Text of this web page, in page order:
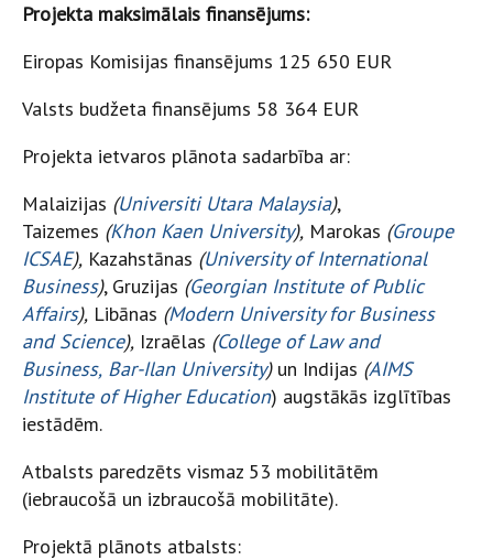
Projekta maksimālais finansējums:
Eiropas Komisijas finansējums 125 650 EUR
Valsts budžeta finansējums 58 364 EUR
Projekta ietvaros plānota sadarbība ar:
Malaizijas (Universiti Utara Malaysia),
Taizemes (Khon Kaen University), Marokas (Groupe
ICSAE), Kazahstānas (University of International
Business), Gruzijas (Georgian Institute of Public
Affairs), Libānas (Modern University for Business
and Science), Izraēlas (College of Law and
Business, Bar-Ilan University)un Indijas (AIMS
Institute of Higher Education) augstākās izglītības
iestādēm.
Atbalsts paredzēts vismaz 53 mobilitātēm
(iebraucošā un izbraucošā mobilitāte).
Projektā plānots atbalsts: